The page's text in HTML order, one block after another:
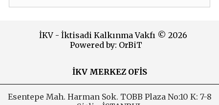
2017
2014
İKV - İktisadi Kalkınma Vakfı © 2026
Powered by: OrBiT
İKV MERKEZ OFİS
Esentepe Mah. Harman Sok. TOBB Plaza No:10 K: 7-8